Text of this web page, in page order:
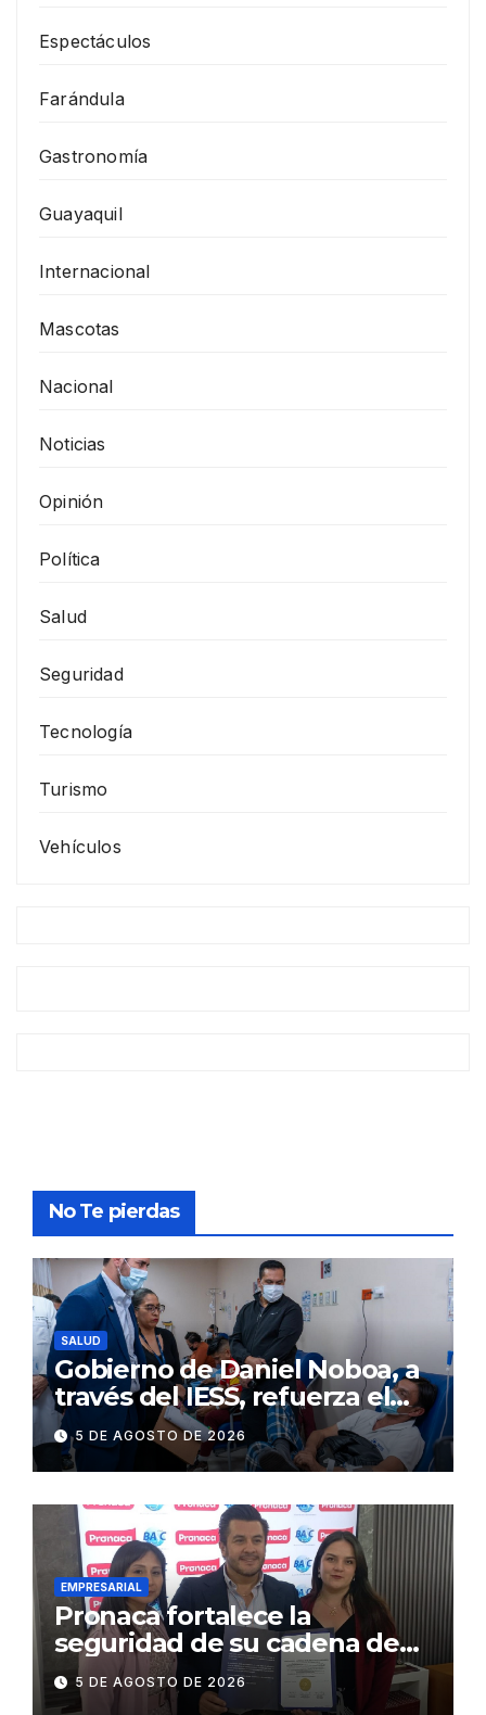
Espectáculos
Farándula
Gastronomía
Guayaquil
Internacional
Mascotas
Nacional
Noticias
Opinión
Política
Salud
Seguridad
Tecnología
Turismo
Vehículos
No Te pierdas
SALUD
Gobierno de Daniel Noboa, a
través del IESS, refuerza el
abastecimiento de insulina
en 86 establecimientos de
salud
5 DE AGOSTO DE 2026
EMPRESARIAL
Pronaca fortalece la
seguridad de su cadena de
suministro con certificación
BASC en dos plantas
5 DE AGOSTO DE 2026